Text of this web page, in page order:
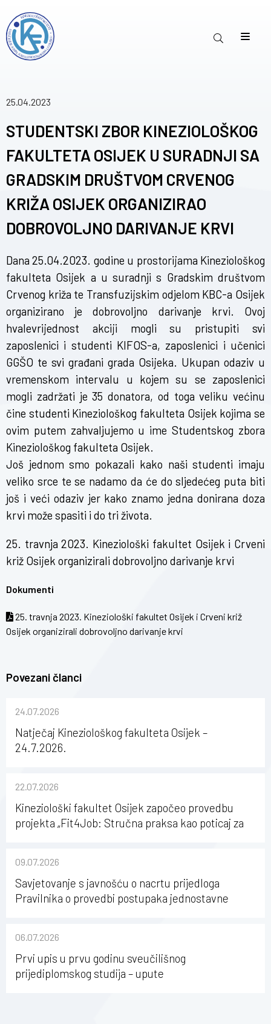
25.04.2023
STUDENTSKI ZBOR KINEZIOLOŠKOG
FAKULTETA OSIJEK U SURADNJI SA
GRADSKIM DRUŠTVOM CRVENOG
KRIŽA OSIJEK ORGANIZIRAO
DOBROVOLJNO DARIVANJE KRVI
Dana 25.04.2023. godine u prostorijama Kineziološkog
fakulteta Osijek a u suradnji s Gradskim društvom
Crvenog križa te Transfuzijskim odjelom KBC-a Osijek
organizirano je dobrovoljno darivanje krvi. Ovoj
hvalevrijednost akciji mogli su pristupiti svi
zaposlenici i studenti KIFOS-a, zaposlenici i učenici
GGŠO te svi građani grada Osijeka. Ukupan odaziv u
vremenskom intervalu u kojem su se zaposlenici
mogli zadržati je 35 donatora, od toga veliku većinu
čine studenti Kineziološkog fakulteta Osijek kojima se
ovim putem zahvaljujemo u ime Studentskog zbora
Kineziološkog fakulteta Osijek.
Još jednom smo pokazali kako naši studenti imaju
veliko srce te se nadamo da će do sljedećeg puta biti
još i veći odaziv jer kako znamo jedna donirana doza
krvi može spasiti i do tri života.
25. travnja 2023. Kineziološki fakultet Osijek i Crveni
križ Osijek organizirali dobrovoljno darivanje krvi
Dokumenti
25. travnja 2023. Kineziološki fakultet Osijek i Crveni križ
Osijek organizirali dobrovoljno darivanje krvi
Povezani članci
24.07.2026
Natječaj Kineziološkog fakulteta Osijek –
24.7.2026.
22.07.2026
Kineziološki fakultet Osijek započeo provedbu
projekta „Fit4Job: Stručna praksa kao poticaj za
09.07.2026
Savjetovanje s javnošću o nacrtu prijedloga
Pravilnika o provedbi postupaka jednostavne
Osijeku
06.07.2026
Prvi upis u prvu godinu sveučilišnog
prijediplomskog studija – upute